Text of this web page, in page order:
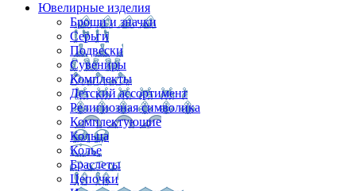
Ювелирные изделия
Броши и значки
Серьги
Подвески
Сувениры
Комплекты
Детский ассортимент
Религиозная символика
Комплектующие
Кольца
Колье
Браслеты
Цепочки